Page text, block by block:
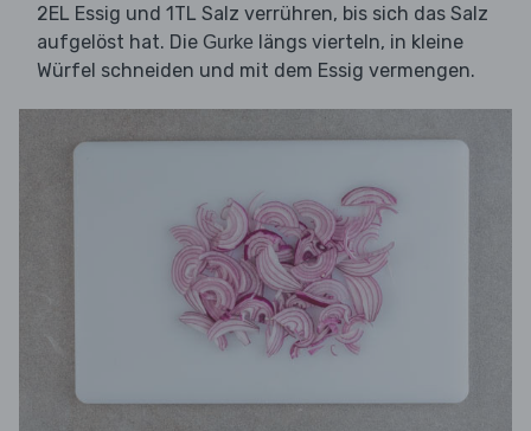
2EL Essig und 1TL Salz verrühren, bis sich das Salz
aufgelöst hat. Die Gurke längs vierteln, in kleine
Würfel schneiden und mit dem Essig vermengen.